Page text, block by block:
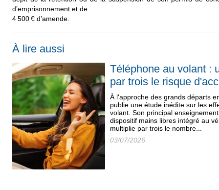
d’emprisonnement et de
4 500 € d’amende.
À lire aussi
Téléphone au volant :
par trois le risque
À l'approche des grands départs
publie une étude inédite sur les
volant. Son principal
dispositif mains libres intégré au
multiplie par trois le nombre...
03/07/2026